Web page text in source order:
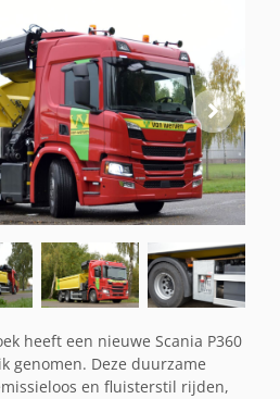
heeft een nieuwe Scania P360
genomen. Deze duurzame
en fluisterstil rijden,